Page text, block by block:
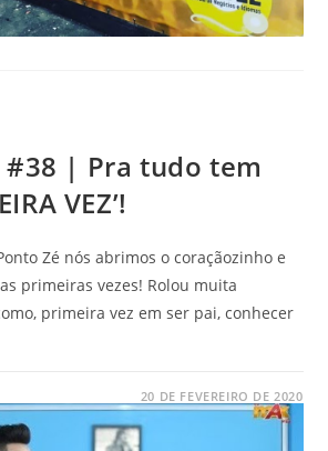
#38 | Pra tudo tem
VEZ’!
Zé nós abrimos o coraçãozinho e
primeiras vezes! Rolou muita
primeira vez em ser pai, conhecer
20 DE FEVEREIRO DE 2020